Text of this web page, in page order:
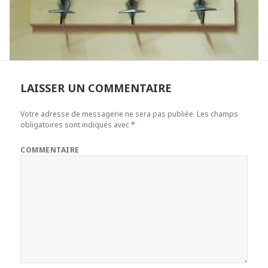
LAISSER UN COMMENTAIRE
Votre adresse de messagerie ne sera pas publiée. Les champs
obligatoires sont indiqués avec*
COMMENTAIRE